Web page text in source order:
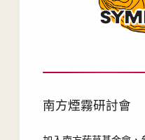
南方煙霧研討會